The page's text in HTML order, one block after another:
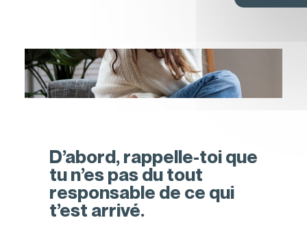
D’abord, rappelle-toi que
tu n’es pas du tout
responsable de ce qui
t’est arrivé.